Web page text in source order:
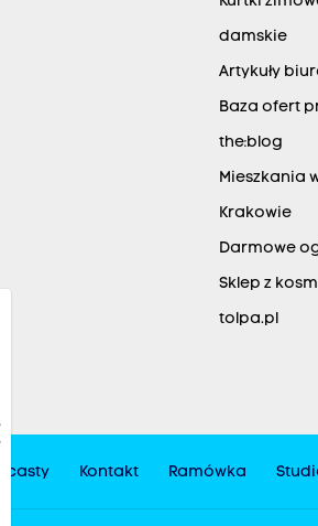
damskie
Artykuły
Baza ofert
the:blog
Mieszkania
Krakowie
Darmowe
Sklep z
tolpa.pl
Kontakt Ramówka